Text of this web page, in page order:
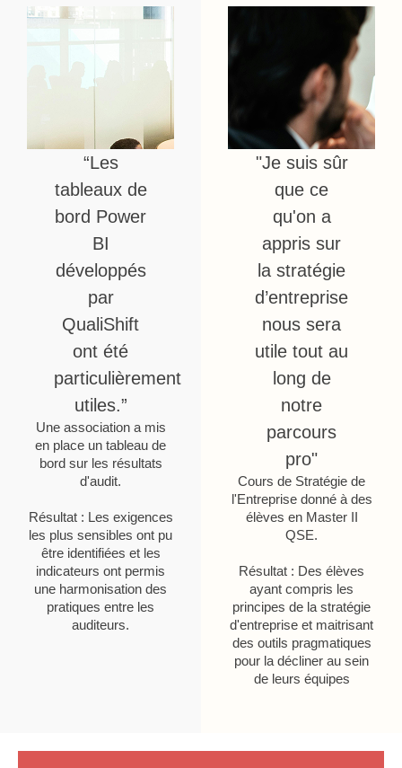
“Les
tableaux de
bord Power
BI
développés
par
QualiShift
ont été
particulièrement
utiles.”
Une association a mis
en place un tableau de
bord sur les résultats
d'audit.
Résultat : Les exigences
les plus sensibles ont pu
être identifiées et les
indicateurs ont permis
une harmonisation des
pratiques entre les
auditeurs.
"Je suis sûr
que ce
qu'on a
appris sur
la stratégie
d’entreprise
nous sera
utile tout au
long de
notre
parcours
pro"
Cours de Stratégie de
l'Entreprise donné à des
élèves en Master II
QSE.
Résultat : Des élèves
ayant compris les
principes de la stratégie
d'entreprise et maitrisant
des outils pragmatiques
pour la décliner au sein
de leurs équipes